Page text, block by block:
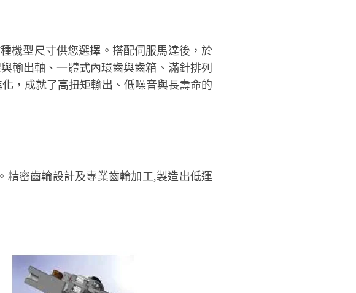
機型尺寸供您選擇。搭配伺服馬達後，於
輸出軸、一體式內環齒與齒箱、滿針排列
，成就了高扭矩輸出、低噪音與長壽命的
精密齒輪設計及專業齒輪加工,製造出低運